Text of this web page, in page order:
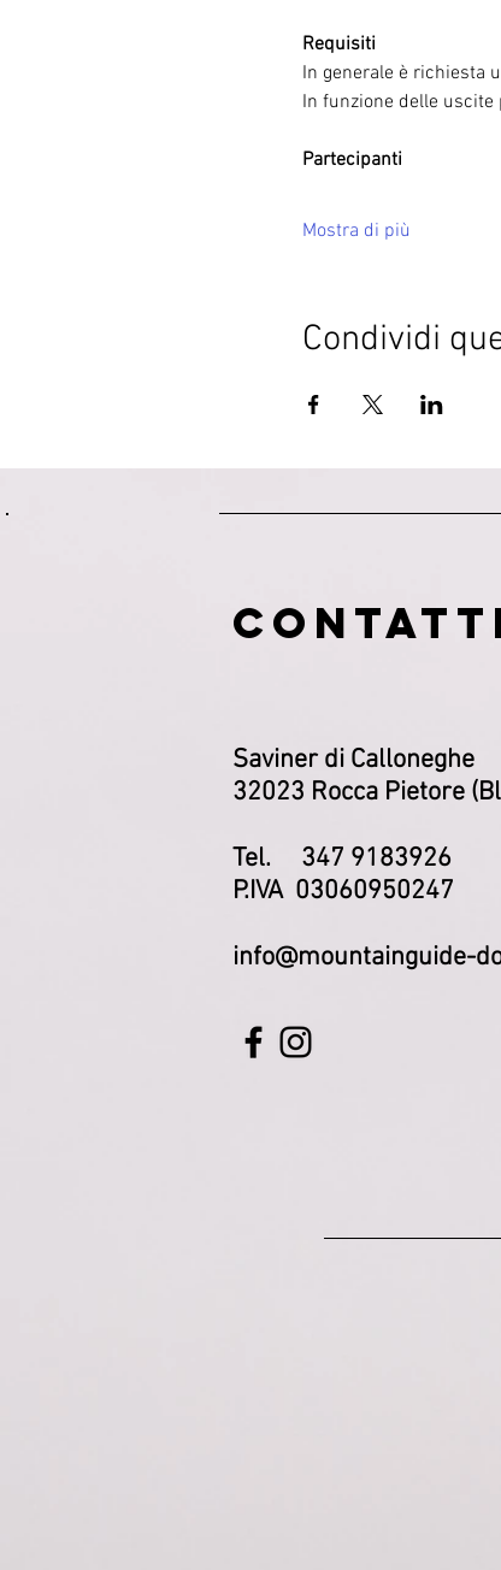
Requisiti
In generale è richiesta
In funzione delle
Partecipanti
Mostra di più
Condividi
Saviner di Calloneghe
32023 Rocca Pietore
Tel. 347 9183926
P.IVA 03060950247
info@mountainguide-